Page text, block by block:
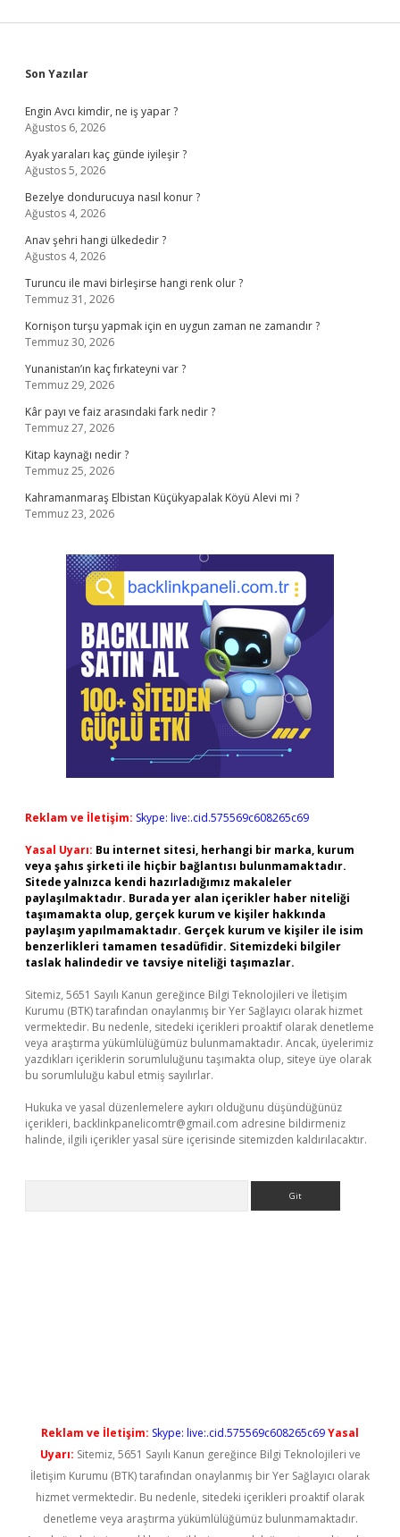
Sidebar
Son Yazılar
Engin Avcı kimdir, ne iş yapar ?
Ağustos 6, 2026
Ayak yaraları kaç günde iyileşir ?
Ağustos 5, 2026
Bezelye dondurucuya nasıl konur ?
Ağustos 4, 2026
Anav şehri hangi ülkededir ?
Ağustos 4, 2026
Turuncu ile mavi birleşirse hangi renk olur ?
Temmuz 31, 2026
Kornişon turşu yapmak için en uygun zaman ne zamandır ?
Temmuz 30, 2026
Yunanistan’ın kaç fırkateyni var ?
Temmuz 29, 2026
Kâr payı ve faiz arasındaki fark nedir ?
Temmuz 27, 2026
Kitap kaynağı nedir ?
Temmuz 25, 2026
Kahramanmaraş Elbistan Küçükyapalak Köyü Alevi mi ?
Temmuz 23, 2026
Reklam ve İletişim: Skype: live:.cid.575569c608265c69
Yasal Uyarı: Bu internet sitesi, herhangi bir marka, kurum
veya şahıs şirketi ile hiçbir bağlantısı bulunmamaktadır.
Sitede yalnızca kendi hazırladığımız makaleler
paylaşılmaktadır. Burada yer alan içerikler haber niteliği
taşımamakta olup, gerçek kurum ve kişiler hakkında
paylaşım yapılmamaktadır. Gerçek kurum ve kişiler ile isim
benzerlikleri tamamen tesadüfidir. Sitemizdeki bilgiler
taslak halindedir ve tavsiye niteliği taşımazlar.
Sitemiz, 5651 Sayılı Kanun gereğince Bilgi Teknolojileri ve İletişim
Kurumu (BTK) tarafından onaylanmış bir Yer Sağlayıcı olarak hizmet
vermektedir. Bu nedenle, sitedeki içerikleri proaktif olarak denetleme
veya araştırma yükümlülüğümüz bulunmamaktadır. Ancak, üyelerimiz
yazdıkları içeriklerin sorumluluğunu taşımakta olup, siteye üye olarak
bu sorumluluğu kabul etmiş sayılırlar.
Hukuka ve yasal düzenlemelere aykırı olduğunu düşündüğünüz
içerikleri, backlinkpanelicomtr@gmail.com adresine bildirmeniz
halinde, ilgili içerikler yasal süre içerisinde sitemizden kaldırılacaktır.
Reklam ve İletişim: Skype: live:.cid.575569c608265c69Yasal
Uyarı: Sitemiz, 5651 Sayılı Kanun gereğince Bilgi Teknolojileri ve
İletişim Kurumu (BTK) tarafından onaylanmış bir Yer Sağlayıcı olarak
hizmet vermektedir. Bu nedenle, sitedeki içerikleri proaktif olarak
denetleme veya araştırma yükümlülüğümüz bulunmamaktadır.